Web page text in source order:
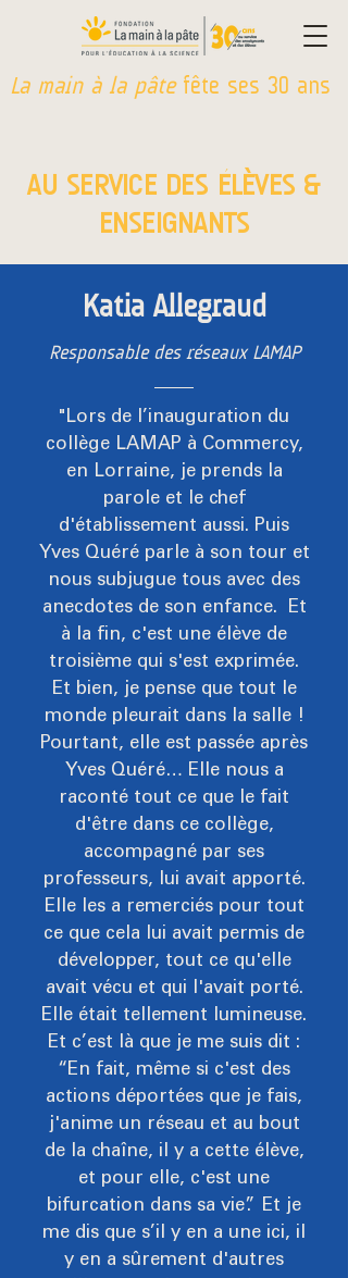
La main à la pâtefête ses 30 ans
AU SERVICE DES ÉLÈVES &
ENSEIGNANTS
Katia Allegraud
Responsable des réseaux LAMAP
"Lors de l’inauguration du
collège LAMAP à Commercy,
en Lorraine, je prends la
parole et le chef
d'établissement aussi. Puis
Yves Quéré parle à son tour et
nous subjugue tous avec des
anecdotes de son enfance. Et
à la fin, c'est une élève de
troisième qui s'est exprimée.
Et bien, je pense que tout le
monde pleurait dans la salle !
Pourtant, elle est passée après
Yves Quéré… Elle nous a
raconté tout ce que le fait
d'être dans ce collège,
accompagné par ses
professeurs, lui avait apporté.
Elle les a remerciés pour tout
ce que cela lui avait permis de
développer, tout ce qu'elle
avait vécu et qui l'avait porté.
Elle était tellement lumineuse.
Et c’est là que je me suis dit :
“En fait, même si c'est des
actions déportées que je fais,
j'anime un réseau et au bout
de la chaîne, il y a cette élève,
et pour elle, c'est une
bifurcation dans sa vie”. Et je
me dis que s’il y en a une ici, il
y en a sûrement d'autres